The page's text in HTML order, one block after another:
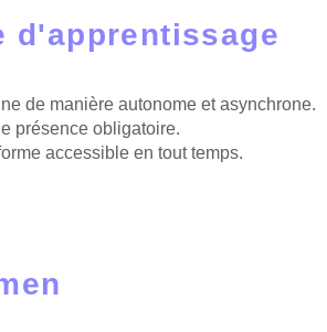
d'apprentissage
de manière autonome et asynchrone.
présence obligatoire.
accessible en tout temps.